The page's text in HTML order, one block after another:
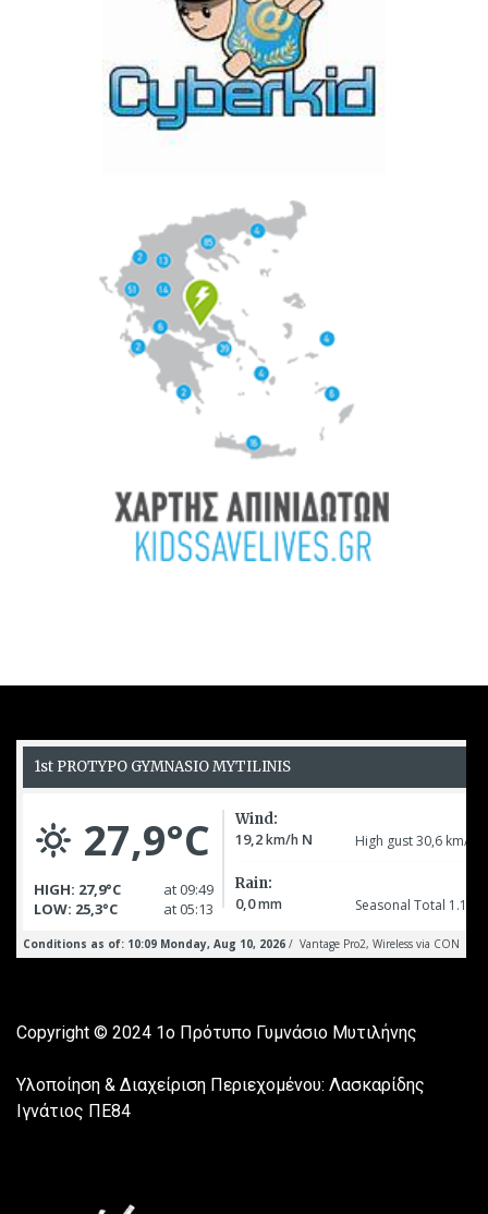
Copyright © 2024 1ο Πρότυπο Γυμνάσιο Μυτιλήνης
Υλοποίηση & Διαχείριση Περιεχομένου: Λασκαρίδης
Ιγνάτιος ΠΕ84